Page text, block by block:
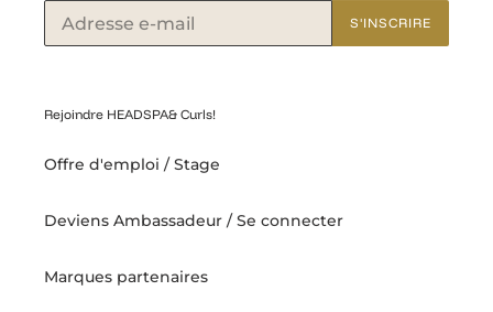
S'INSCRIRE
Rejoindre HEADSPA& Curls!
Offre d'emploi / Stage
Deviens Ambassadeur / Se connecter
Marques partenaires